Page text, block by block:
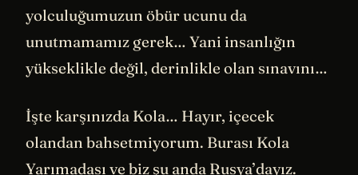
yolculuğumuzun öbür ucunu da
unutmamamız gerek… Yani insanlığın
yükseklikle değil, derinlikle olan sınavını…
İşte karşınızda Kola… Hayır, içecek
olandan bahsetmiyorum. Burası Kola
Yarımadası ve biz şu anda Rusya’dayız.